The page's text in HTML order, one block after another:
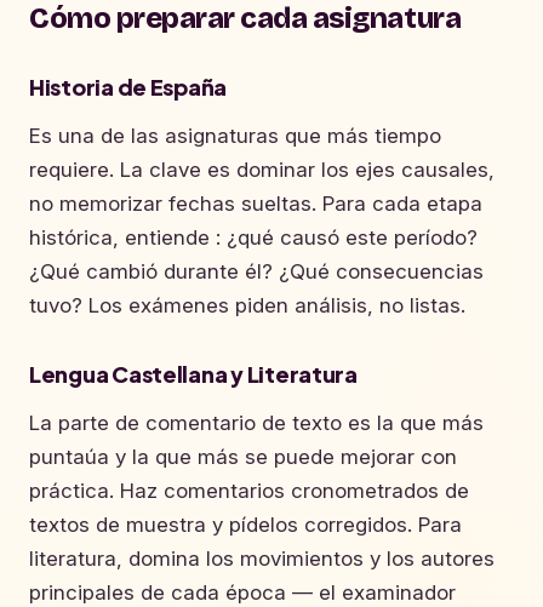
Cómo preparar cada asignatura
Historia de España
Es una de las asignaturas que más tiempo
requiere. La clave es dominar los ejes causales,
no memorizar fechas sueltas. Para cada etapa
histórica, entiende : ¿qué causó este período?
¿Qué cambió durante él? ¿Qué consecuencias
tuvo? Los exámenes piden análisis, no listas.
Lengua Castellana y Literatura
La parte de comentario de texto es la que más
puntaúa y la que más se puede mejorar con
práctica. Haz comentarios cronometrados de
textos de muestra y pídelos corregidos. Para
literatura, domina los movimientos y los autores
principales de cada época — el examinador